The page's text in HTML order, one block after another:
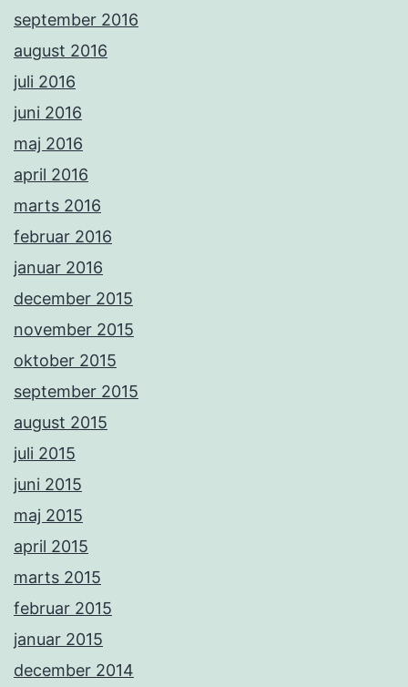
september 2016
august 2016
juli 2016
juni 2016
maj 2016
april 2016
marts 2016
februar 2016
januar 2016
december 2015
november 2015
oktober 2015
september 2015
august 2015
juli 2015
juni 2015
maj 2015
april 2015
marts 2015
februar 2015
januar 2015
december 2014